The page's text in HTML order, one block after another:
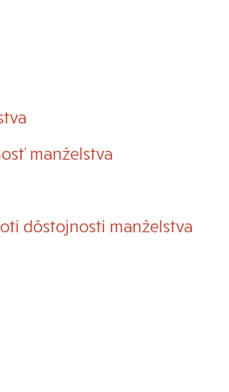
manželstva
dôstojnosti manželstva